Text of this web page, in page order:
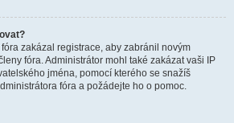
zakázal registrace, aby zabránil novým
fóra. Administrátor mohl také zakázat vaši IP
jména, pomocí kterého se snažíš
fóra a požádejte ho o pomoc.